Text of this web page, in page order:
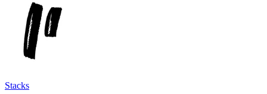
Stacks